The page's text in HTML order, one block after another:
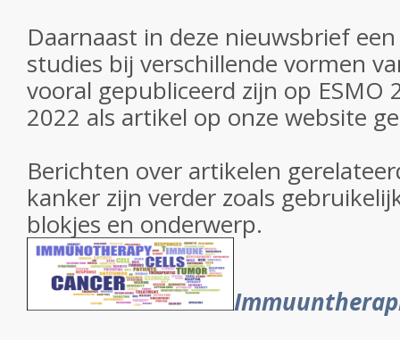
Daarnaast in deze nieuwsbrief
studies bij verschillende vormen
vooral gepubliceerd zijn op ESMO
2022 als artikel op onze website
Berichten over artikelen
kanker zijn verder zoals
blokjes en onderwerp.